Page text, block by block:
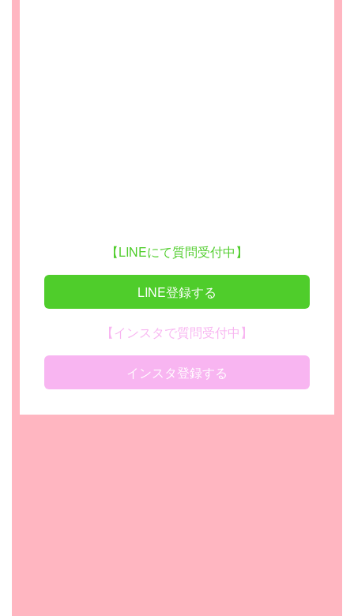
【LINEにて質問受付中】
LINE登録する
【インスタで質問受付中】
インスタ登録する